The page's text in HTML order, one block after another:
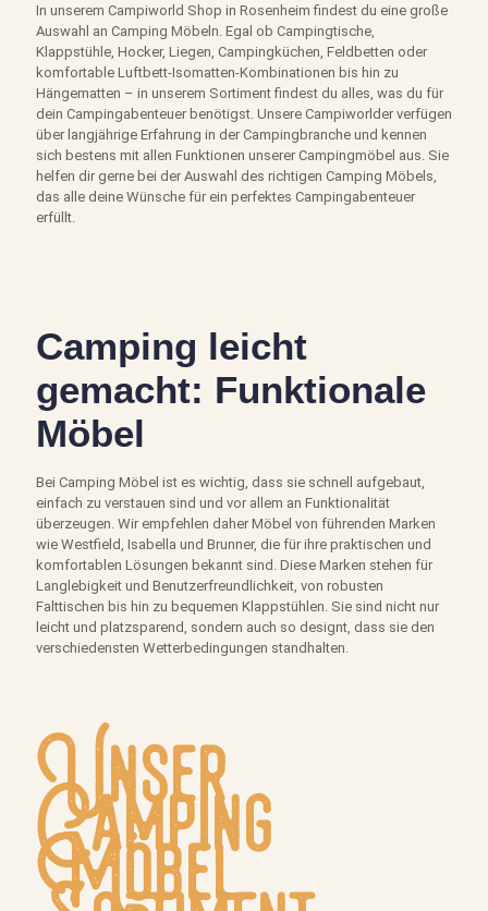
In unserem Campiworld Shop in Rosenheim findest du eine große
Auswahl an Camping Möbeln. Egal ob Campingtische,
Klappstühle, Hocker, Liegen, Campingküchen, Feldbetten oder
komfortable Luftbett-Isomatten-Kombinationen bis hin zu
Hängematten – in unserem Sortiment findest du alles, was du für
dein Campingabenteuer benötigst. Unsere Campiworlder verfügen
über langjährige Erfahrung in der Campingbranche und kennen
sich bestens mit allen Funktionen unserer Campingmöbel aus. Sie
helfen dir gerne bei der Auswahl des richtigen Camping Möbels,
das alle deine Wünsche für ein perfektes Campingabenteuer
erfüllt.
Camping leicht
gemacht: Funktionale
Möbel
Bei Camping Möbel ist es wichtig, dass sie schnell aufgebaut,
einfach zu verstauen sind und vor allem an Funktionalität
überzeugen. Wir empfehlen daher Möbel von führenden Marken
wie Westfield, Isabella und Brunner, die für ihre praktischen und
komfortablen Lösungen bekannt sind. Diese Marken stehen für
Langlebigkeit und Benutzerfreundlichkeit, von robusten
Falttischen bis hin zu bequemen Klappstühlen. Sie sind nicht nur
leicht und platzsparend, sondern auch so designt, dass sie den
verschiedensten Wetterbedingungen standhalten.
Unser
Camping
Möbel